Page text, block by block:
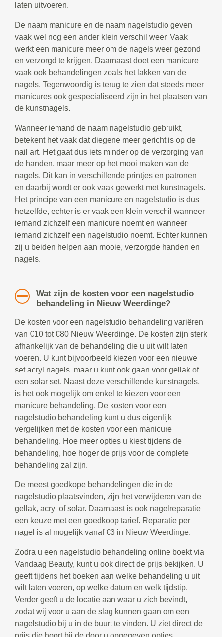
laten uitvoeren.
De naam manicure en de naam nagelstudio geven
vaak wel nog een ander klein verschil weer. Vaak
werkt een manicure meer om de nagels weer gezond
en verzorgd te krijgen. Daarnaast doet een manicure
vaak ook behandelingen zoals het lakken van de
nagels. Tegenwoordig is terug te zien dat steeds meer
manicures ook gespecialiseerd zijn in het plaatsen van
de kunstnagels.
Wanneer iemand de naam nagelstudio gebruikt,
betekent het vaak dat diegene meer gericht is op de
nail art. Het gaat dus iets minder op de verzorging van
de handen, maar meer op het mooi maken van de
nagels. Dit kan in verschillende printjes en patronen
en daarbij wordt er ook vaak gewerkt met kunstnagels.
Het principe van een manicure en nagelstudio is dus
hetzelfde, echter is er vaak een klein verschil wanneer
iemand zichzelf een manicure noemt en wanneer
iemand zichzelf een nagelstudio noemt. Echter kunnen
zij u beiden helpen aan mooie, verzorgde handen en
nagels.
Wat zijn de kosten voor een nagelstudio
behandeling in Nieuw Weerdinge?
De kosten voor een nagelstudio behandeling variëren
van €10 tot €80 Nieuw Weerdinge. De kosten zijn sterk
afhankelijk van de behandeling die u uit wilt laten
voeren. U kunt bijvoorbeeld kiezen voor een nieuwe
set acryl nagels, maar u kunt ook gaan voor gellak of
een solar set. Naast deze verschillende kunstnagels,
is het ook mogelijk om enkel te kiezen voor een
manicure behandeling. De kosten voor een
nagelstudio behandeling kunt u dus eigenlijk
vergelijken met de kosten voor een manicure
behandeling. Hoe meer opties u kiest tijdens de
behandeling, hoe hoger de prijs voor de complete
behandeling zal zijn.
De meest goedkope behandelingen die in de
nagelstudio plaatsvinden, zijn het verwijderen van de
gellak, acryl of solar. Daarnaast is ook nagelreparatie
een keuze met een goedkoop tarief. Reparatie per
nagel is al mogelijk vanaf €3 in Nieuw Weerdinge.
Zodra u een nagelstudio behandeling online boekt via
Vandaag Beauty, kunt u ook direct de prijs bekijken. U
geeft tijdens het boeken aan welke behandeling u uit
wilt laten voeren, op welke datum en welk tijdstip.
Verder geeft u de locatie aan waar u zich bevindt,
zodat wij voor u aan de slag kunnen gaan om een
nagelstudio bij u in de buurt te vinden. U ziet direct de
prijs die hoort bij de door u opgegeven opties.